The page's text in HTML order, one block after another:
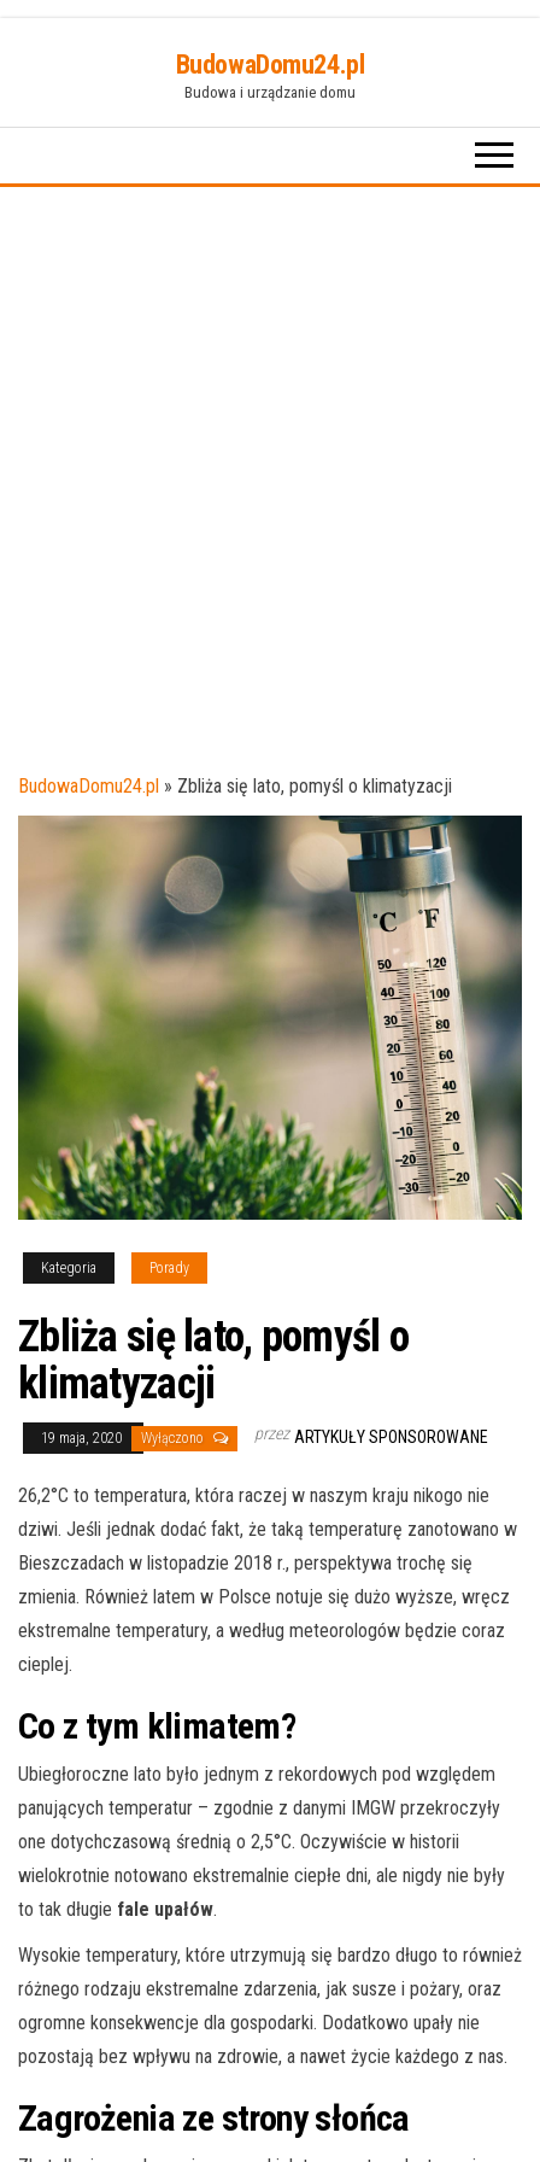
BudowaDomu24.pl
Budowa i urządzanie domu
BudowaDomu24.pl » Zbliża się lato, pomyśl o klimatyzacji
Kategoria Porady
Zbliża się lato, pomyśl o
klimatyzacji
19 maja, 2020 Wyłączono przez ARTYKUŁY SPONSOROWANE
26,2°C to temperatura, która raczej w naszym kraju nikogo nie
dziwi. Jeśli jednak dodać fakt, że taką temperaturę zanotowano w
Bieszczadach w listopadzie 2018 r., perspektywa trochę się
zmienia. Również latem w Polsce notuje się dużo wyższe, wręcz
ekstremalne temperatury, a według meteorologów będzie coraz
cieplej.
Co z tym klimatem?
Ubiegłoroczne lato było jednym z rekordowych pod względem
panujących temperatur – zgodnie z danymi IMGW przekroczyły
one dotychczasową średnią o 2,5°C. Oczywiście w historii
wielokrotnie notowano ekstremalnie ciepłe dni, ale nigdy nie były
to tak długie fale upałów.
Wysokie temperatury, które utrzymują się bardzo długo to również
różnego rodzaju ekstremalne zdarzenia, jak susze i pożary, oraz
ogromne konsekwencje dla gospodarki. Dodatkowo upały nie
pozostają bez wpływu na zdrowie, a nawet życie każdego z nas.
Zagrożenia ze strony słońca